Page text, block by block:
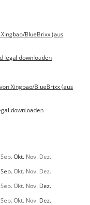
BlueBrixx (aus
legal downloaden
Xingbao/BlueBrixx (aus
downloaden
Sep.Okt. Nov. Dez.
Sep.Okt. Nov. Dez.
Sep.Okt. Nov. Dez.
Sep.Okt. Nov. Dez.